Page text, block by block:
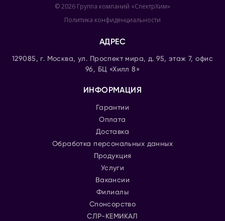
© 2026 Группа компаний «СпектрХим»
Политика конфиденциальности
АДРЕС
129085, г. Москва, ул. Проспект мира, д. 95, этаж 7, офис
96, БЦ «Хилл 8»
ИНФОРМАЦИЯ
Гарантии
Оплата
Доставка
Обработка персональных данных
Продукция
Услуги
Вакансии
Филиалы
Спонсорство
СЛР-КЕМИКАЛ